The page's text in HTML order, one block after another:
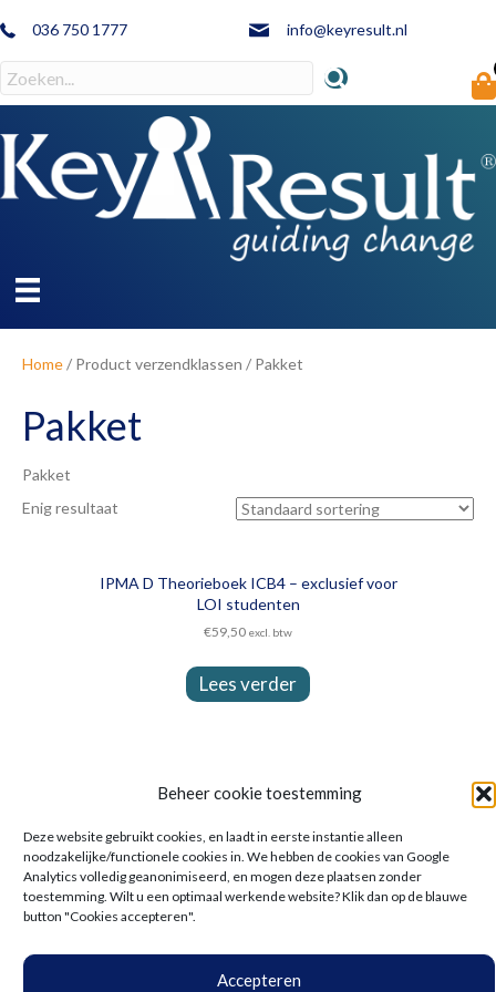
Beheer cookie toestemming
Deze website gebruikt cookies, en laadt in eerste instantie alleen
noodzakelijke/functionele cookies in. We hebben de cookies van Google
Analytics volledig geanonimiseerd, en mogen deze plaatsen zonder
toestemming. Wilt u een optimaal werkende website? Klik dan op de blauwe
button "Cookies accepteren".
Accepteren
036 750 1777 info@keyresult.nl
Home/ Product verzendklassen / Pakket
Pakket
Pakket
Enig resultaat
IPMA D Theorieboek ICB4 – exclusief voor
LOI studenten
€59,50 excl. btw
Lees verder